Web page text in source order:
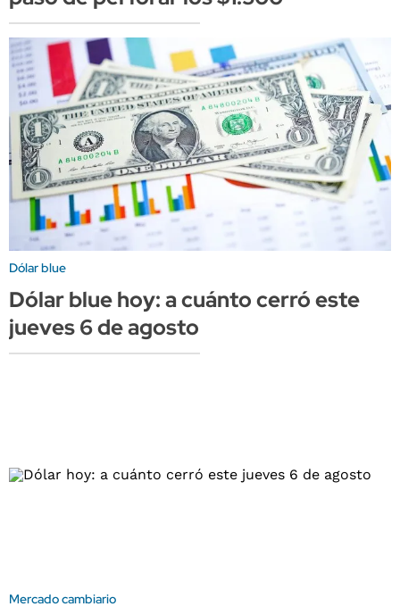
Dólar blue
Dólar blue hoy: a cuánto cerró este
jueves 6 de agosto
Mercado cambiario